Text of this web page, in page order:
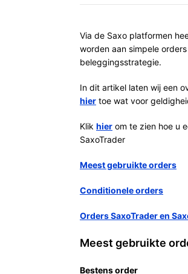
Via de Saxo platformen
worden aan simpele
beleggingsstrategie.
In dit artikel laten wij een
hier toe wat voor
Klik hier om te zien hoe u
SaxoTrader
Meest gebruikte orders
Conditionele orders
Orders SaxoTrader en
Meest gebruikte
Bestens order